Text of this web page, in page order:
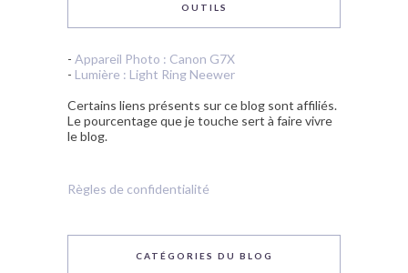
OUTILS
- Appareil Photo : Canon G7X
- Lumière : Light Ring Neewer
Certains liens présents sur ce blog sont affiliés.
Le pourcentage que je touche sert à faire vivre
le blog.
Règles de confidentialité
CATÉGORIES DU BLOG